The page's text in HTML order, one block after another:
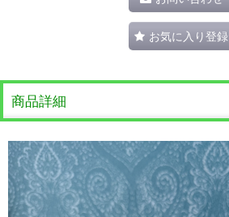
お気に入り登録
商品詳細